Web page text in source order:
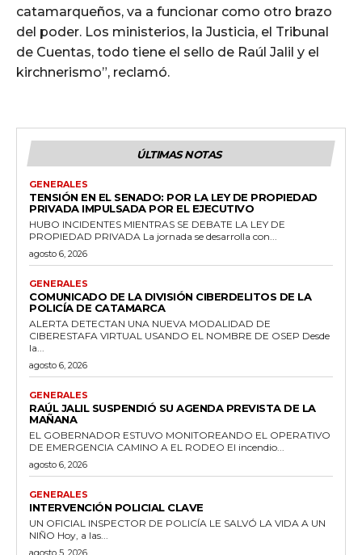
catamarqueños, va a funcionar como otro brazo
del poder. Los ministerios, la Justicia, el Tribunal
de Cuentas, todo tiene el sello de Raúl Jalil y el
kirchnerismo”, reclamó.
ÚLTIMAS NOTAS
GENERALES
TENSIÓN EN EL SENADO: POR LA LEY DE PROPIEDAD
PRIVADA IMPULSADA POR EL EJECUTIVO
HUBO INCIDENTES MIENTRAS SE DEBATE LA LEY DE
PROPIEDAD PRIVADA La jornada se desarrolla con...
agosto 6, 2026
GENERALES
COMUNICADO DE LA DIVISIÓN CIBERDELITOS DE LA
POLICÍA DE CATAMARCA
ALERTA DETECTAN UNA NUEVA MODALIDAD DE
CIBERESTAFA VIRTUAL USANDO EL NOMBRE DE OSEP Desde
la...
agosto 6, 2026
GENERALES
RAÚL JALIL SUSPENDIÓ SU AGENDA PREVISTA DE LA
MAÑANA
EL GOBERNADOR ESTUVO MONITOREANDO EL OPERATIVO
DE EMERGENCIA CAMINO A EL RODEO El incendio...
agosto 6, 2026
GENERALES
INTERVENCIÓN POLICIAL CLAVE
UN OFICIAL INSPECTOR DE POLICÍA LE SALVÓ LA VIDA A UN
NIÑO Hoy, a las...
agosto 5, 2026